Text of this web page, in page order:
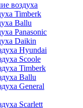
воздуха
Timberk
Ballu
Panasonic
Daikin
Hyundai
Scoole
Timberk
Ballu
General
Scarlett